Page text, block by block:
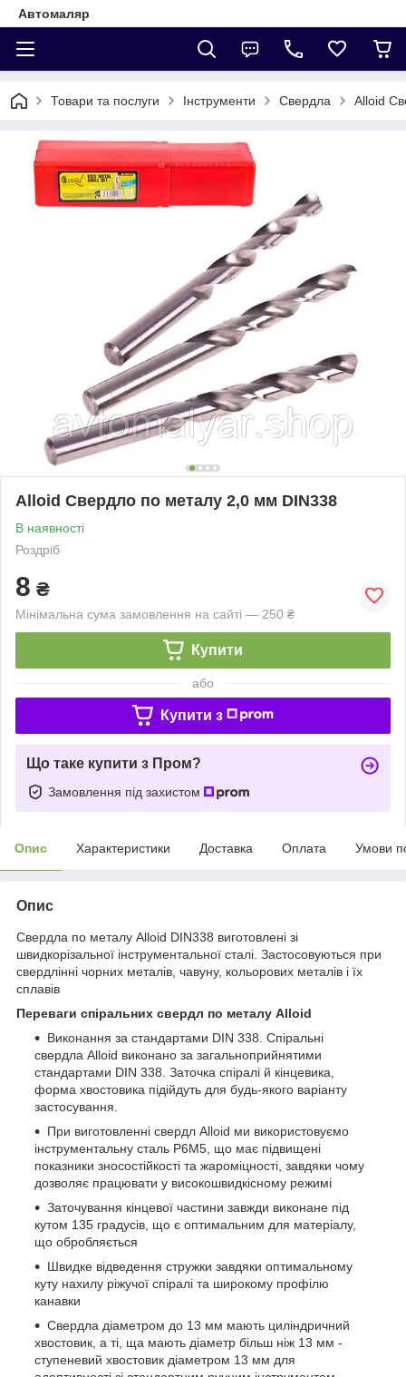
Автомаляр
Товари та послуги Інструменти Свердла Alloid
Alloid Свердло по металу 2,0 мм DIN338
В наявності
Роздріб
8 ₴
Мінімальна сума замовлення на сайті — 250 ₴
Купити
або
Купити з
Що таке купити з Пром?
Замовлення під захистом
Опис Характеристики Доставка Оплата Умови
Опис
Свердла по металу Alloid DIN338 виготовлені зі
швидкорізальної інструментальної сталі. Застосовуються при
свердлінні чорних металів, чавуну, кольорових металів і їх
сплавів
Переваги спіральних свердл по металу Alloid
Виконання за стандартами DIN 338. Спіральні
свердла Alloid виконано за загальноприйнятими
стандартами DIN 338. Заточка спіралі й кінцевика,
форма хвостовика підійдуть для будь-якого варіанту
застосування.
При виготовленні свердл Alloid ми використовуємо
інструментальну сталь Р6М5, що має підвищені
показники зносостійкості та жароміцності, завдяки чому
дозволяє працювати у високошвидкісному режимі
Заточування кінцевої частини завжди виконане під
кутом 135 градусів, що є оптимальним для матеріалу,
що обробляється
Швидке відведення стружки завдяки оптимальному
куту нахилу ріжучої спіралі та широкому профілю
канавки
Свердла діаметром до 13 мм мають циліндричний
хвостовик, а ті, ща мають діаметр більш ніж 13 мм -
ступеневий хвостовик діаметром 13 мм для